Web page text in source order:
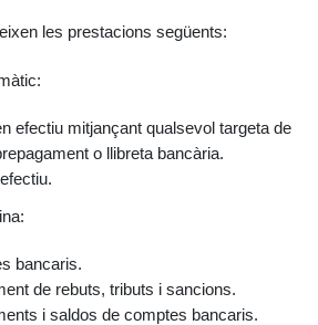
les prestacions següents:
efectiu mitjançant qualsevol targeta de
o llibreta bancària.
bancaris.
de rebuts, tributs i sancions.
i saldos de comptes bancaris.